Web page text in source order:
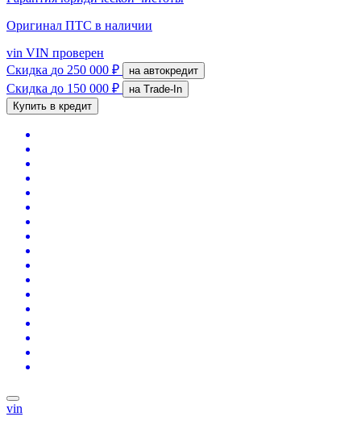
Оригинал ПТС в наличии
vin VIN проверен
Скидка до 250 000 ₽ на автокредит
Скидка до 150 000 ₽
на Trade-In
Купить в кредит
vin